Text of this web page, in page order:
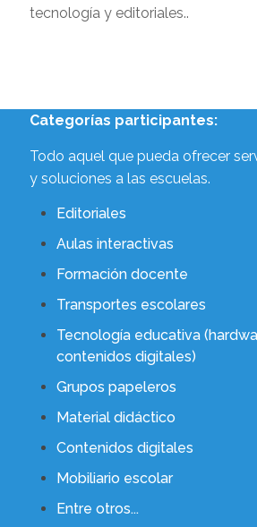
tecnología y editoriales..
Categorías participantes:
Todo aquel que pueda ofrecer
y soluciones a las escuelas.
Editoriales
Aulas interactivas
Formación docente
Transportes escolares
Tecnología educativa
contenidos digitales)
Grupos papeleros
Material didáctico
Contenidos digitales
Mobiliario escolar
Entre otros...